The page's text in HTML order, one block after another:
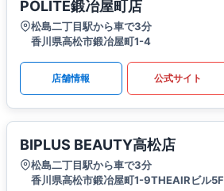
POLITE鍛冶屋町店
松島二丁目駅から車で3分
香川県高松市鍛冶屋町1-4
店舗情報 公式サイト
BIPLUS BEAUTY高松店
松島二丁目駅から車で3分
香川県高松市鍛冶屋町1-9THEAIRビル5F